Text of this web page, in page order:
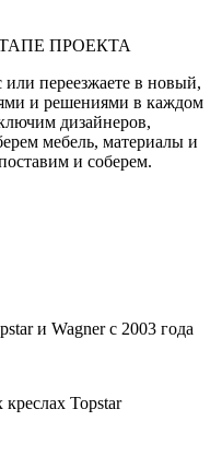
ПРОЕКТА
переезжаете в новый,
и решениями в каждом
дизайнеров,
мебель, материалы и
и соберем.
и Wagner с 2003 года
креслах Topstar